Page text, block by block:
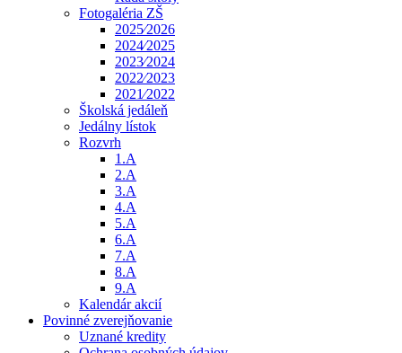
Fotogaléria ZŠ
2025⁄2026
2024⁄2025
2023⁄2024
2022⁄2023
2021⁄2022
Školská jedáleň
Jedálny lístok
Rozvrh
1.A
2.A
3.A
4.A
5.A
6.A
7.A
8.A
9.A
Kalendár akcií
Povinné zverejňovanie
Uznané kredity